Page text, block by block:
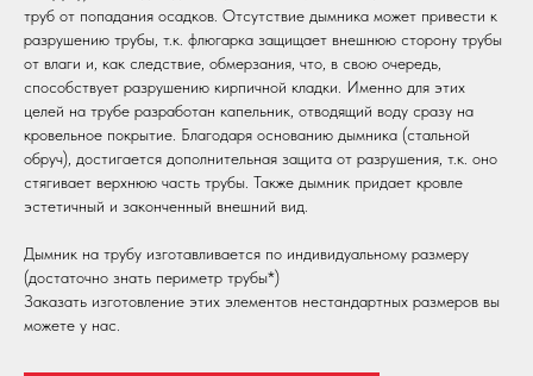
труб от попадания осадков. Отсутствие дымника может привести к
разрушению трубы, т.к. флюгарка защищает внешнюю сторону трубы
от влаги и, как следствие, обмерзания, что, в свою очередь,
способствует разрушению кирпичной кладки. Именно для этих
целей на трубе разработан капельник, отводящий воду сразу на
кровельное покрытие. Благодаря основанию дымника (стальной
обруч), достигается дополнительная защита от разрушения, т.к. оно
стягивает верхнюю часть трубы. Также дымник придает кровле
эстетичный и законченный внешний вид.
Дымник на трубу изготавливается по индивидуальному размеру
(достаточно знать периметр трубы*)
Заказать изготовление этих элементов нестандартных размеров вы
можете у нас.